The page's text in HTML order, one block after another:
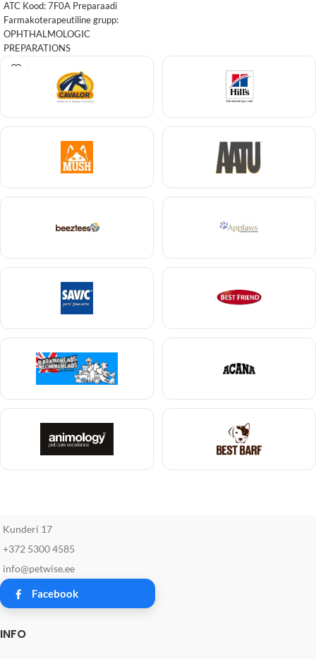
ATC Kood: 7F0A Preparaadi
Farmakoterapeutiline grupp:
OPHTHALMOLOGIC
PREPARATIONS
Kunderi 17
+372 5300 4585
info@petwise.ee
Facebook
INFO